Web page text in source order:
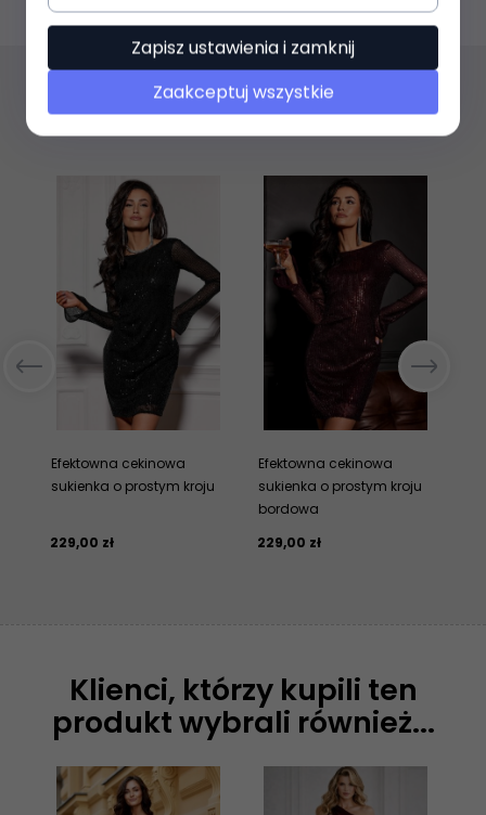
Polecamy
Efektowna cekinowa
sukienka o prostym kroju
229,00 zł
Efektowna cekinowa
sukienka o prostym kroju
bordowa
229,00 zł
Klienci, którzy kupili ten
produkt wybrali również...
Zapisz ustawienia i zamknij
Zaakceptuj wszystkie